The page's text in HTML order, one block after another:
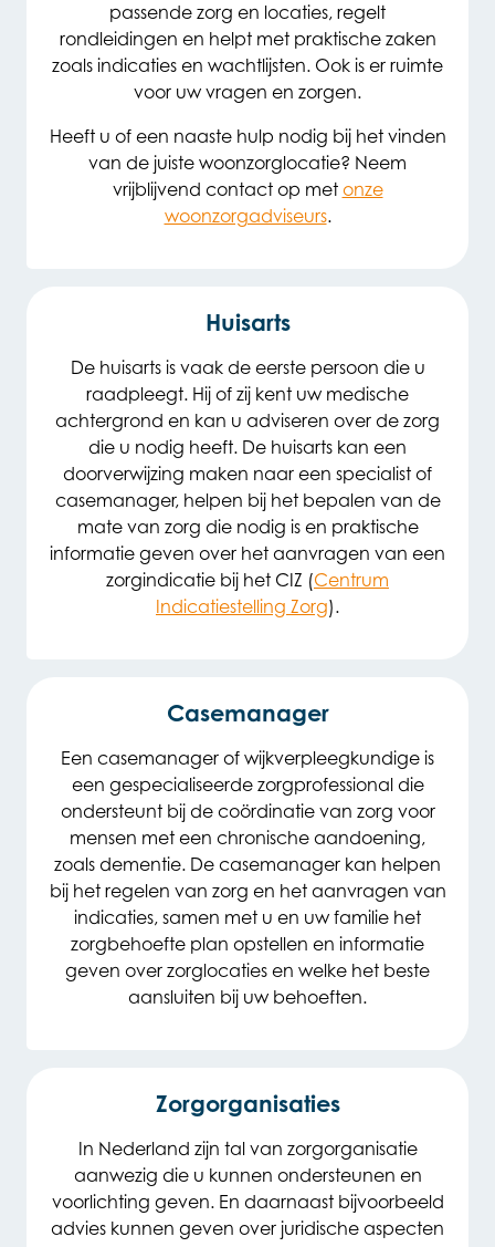
passende zorg en locaties, regelt
rondleidingen en helpt met praktische zaken
zoals indicaties en wachtlijsten. Ook is er ruimte
voor uw vragen en zorgen.
Heeft u of een naaste hulp nodig bij het vinden
van de juiste woonzorglocatie? Neem
vrijblijvend contact op met onze
woonzorgadviseurs.
Huisarts
De huisarts is vaak de eerste persoon die u
raadpleegt. Hij of zij kent uw medische
achtergrond en kan u adviseren over de zorg
die u nodig heeft. De huisarts kan een
doorverwijzing maken naar een specialist of
casemanager, helpen bij het bepalen van de
mate van zorg die nodig is en praktische
informatie geven over het aanvragen van een
zorgindicatie bij het CIZ (Centrum
Indicatiestelling Zorg).
Casemanager
Een casemanager of wijkverpleegkundige is
een gespecialiseerde zorgprofessional die
ondersteunt bij de coördinatie van zorg voor
mensen met een chronische aandoening,
zoals dementie. De casemanager kan helpen
bij het regelen van zorg en het aanvragen van
indicaties, samen met u en uw familie het
zorgbehoefte plan opstellen en informatie
geven over zorglocaties en welke het beste
aansluiten bij uw behoeften.
Zorgorganisaties
In Nederland zijn tal van zorgorganisatie
aanwezig die u kunnen ondersteunen en
voorlichting geven. En daarnaast bijvoorbeeld
advies kunnen geven over juridische aspecten